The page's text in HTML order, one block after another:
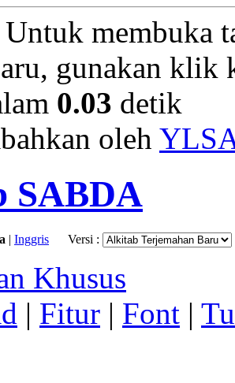
Untuk membuka
gunakan klik
0.03 detik
oleh
SABDA
| Inggris Versi :
Khusus
| Fitur | Font |